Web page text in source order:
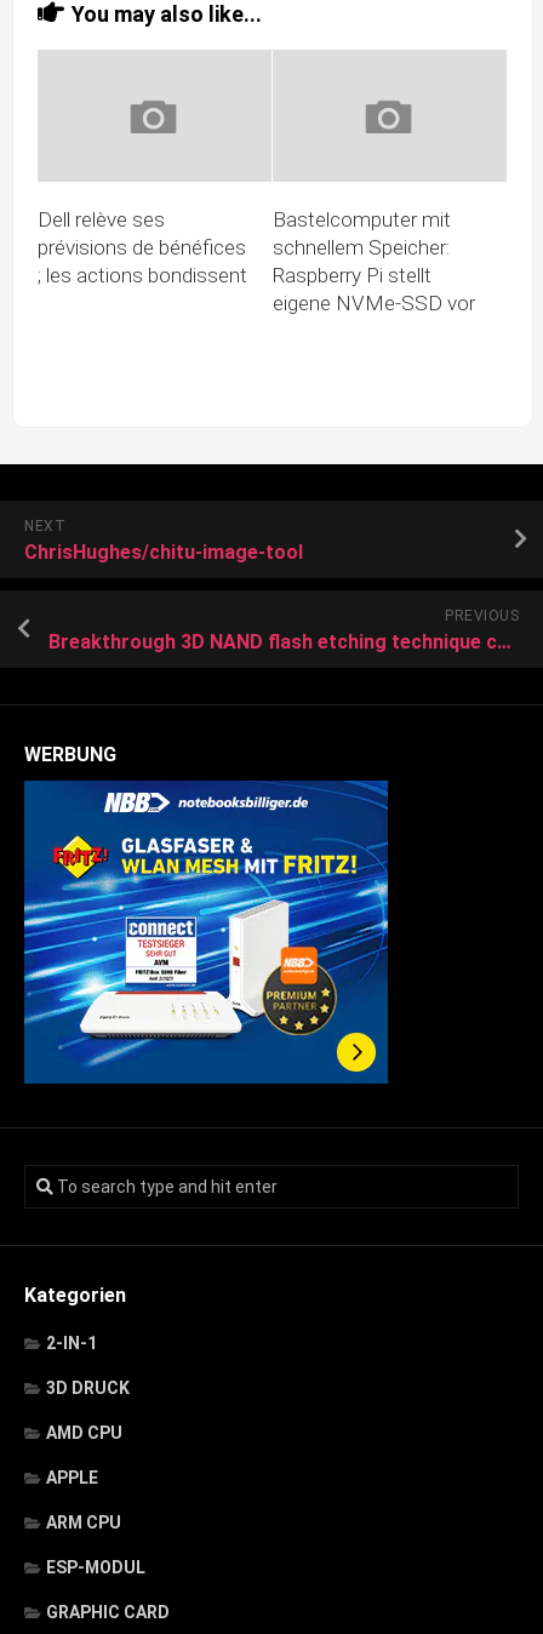
You may also like...
Dell relève ses
prévisions de bénéfices
; les actions bondissent
Bastelcomputer mit
schnellem Speicher:
Raspberry Pi stellt
eigene NVMe-SSD vor
NEXT
ChrisHughes/chitu-image-tool
PREVIOUS
Breakthrough 3D NAND flash etching technique could turbocharge SSD production
WERBUNG
Kategorien
2-IN-1
3D DRUCK
AMD CPU
APPLE
ARM CPU
ESP-MODUL
GRAPHIC CARD